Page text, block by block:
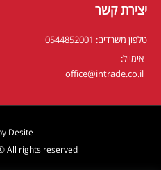
יצירת קשר
טלפון משרדים: 0544852001
אימייל:
office@intrade.co.il
Desite
All rights reserved